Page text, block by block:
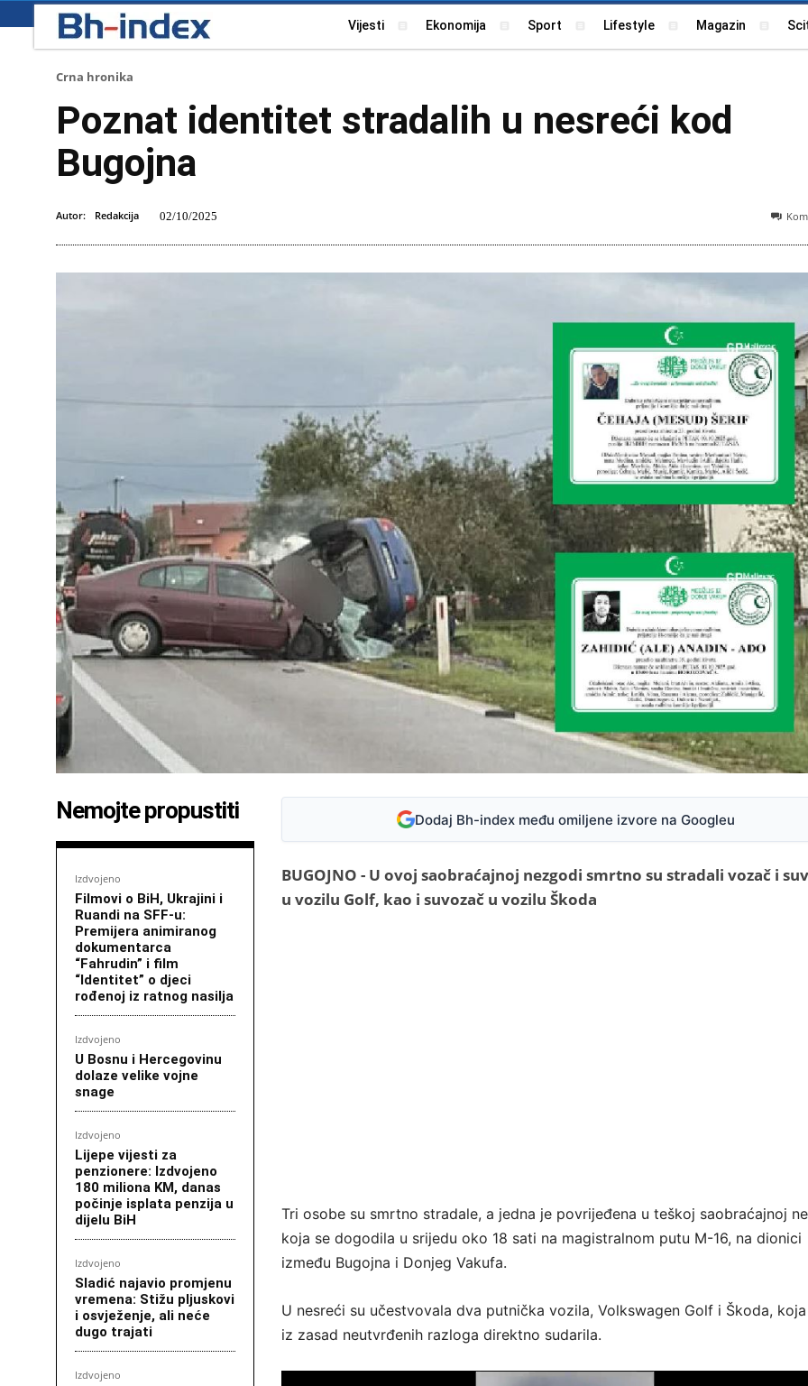
Vijesti Ekonomija Sport Lifestyle Magazin
Crna hronika
Poznat identitet stradalih u nesreći kod
Bugojna
Autor: Redakcija 02/10/2025
Nemojte propustiti
Izdvojeno
Filmovi o BiH, Ukrajini i
Ruandi na SFF-u:
Premijera animiranog
dokumentarca
“Fahrudin” i film
“Identitet” o djeci
rođenoj iz ratnog nasilja
Izdvojeno
U Bosnu i Hercegovinu
dolaze velike vojne
snage
Izdvojeno
Lijepe vijesti za
penzionere: Izdvojeno
180 miliona KM, danas
počinje isplata penzija u
dijelu BiH
Izdvojeno
Sladić najavio promjenu
vremena: Stižu pljuskovi
i osvježenje, ali neće
dugo trajati
Izdvojeno
Dodaj Bh-index među omiljene izvore na Googleu
BUGOJNO - U ovoj saobraćajnoj nezgodi smrtno su stradali vozač i
u vozilu Golf, kao i suvozač u vozilu Škoda
Tri osobe su smrtno stradale, a jedna je povrijeđena u teškoj saobraćajnoj
koja se dogodila u srijedu oko 18 sati na magistralnom putu M-16, na dionici
između Bugojna i Donjeg Vakufa.
U nesreći su učestvovala dva putnička vozila, Volkswagen Golf i Škoda,
iz zasad neutvrđenih razloga direktno sudarila.